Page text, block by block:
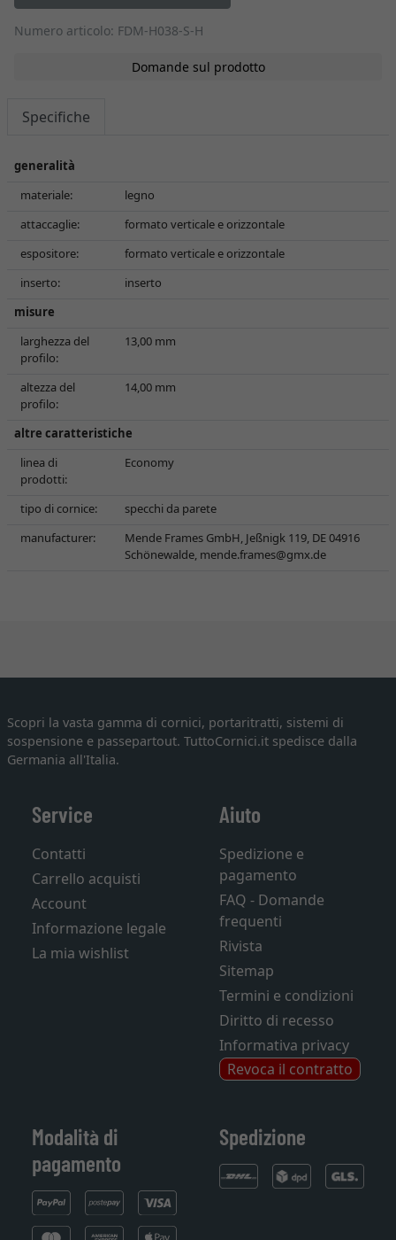
Numero articolo: FDM-H038-S-H
Domande sul prodotto
Specifiche
generalità
materiale:
legno
attaccaglie:
formato verticale e orizzontale
espositore:
formato verticale e orizzontale
inserto:
inserto
misure
larghezza del
profilo:
13,00 mm
altezza del
profilo:
14,00 mm
altre caratteristiche
linea di
prodotti:
Economy
tipo di cornice:
specchi da parete
manufacturer:
Mende Frames GmbH, Jeßnigk 119, DE 04916
Schönewalde, mende.frames@gmx.de
Scopri la vasta gamma di cornici, portaritratti, sistemi di
sospensione e passepartout. TuttoCornici.it spedisce dalla
Germania all'Italia.
Service
Contatti
Carrello acquisti
Account
Informazione legale
La mia wishlist
Aiuto
Spedizione e
pagamento
FAQ - Domande
frequenti
Rivista
Sitemap
Termini e condizioni
Diritto di recesso
Informativa privacy
Revoca il contratto
Modalità di
pagamento
Spedizione